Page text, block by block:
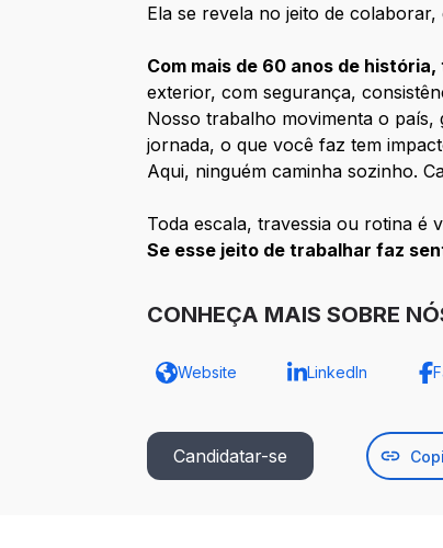
Ela se revela no jeito de
Com mais de 60 anos de
exterior, com segurança,
Nosso trabalho movimenta o
jornada, o que você faz tem
Aqui, ninguém caminha sozinho.
Toda escala, travessia ou rotina é
Se esse jeito de trabalhar faz
CONHEÇA MAIS SOBRE
Website LinkedIn
Candidatar-se